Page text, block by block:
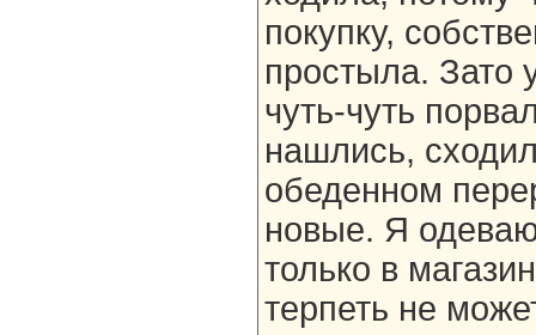
покупку,
простыла. Зато
чуть-чуть
нашлись,
обеденном
новые. Я
только в
терпеть не